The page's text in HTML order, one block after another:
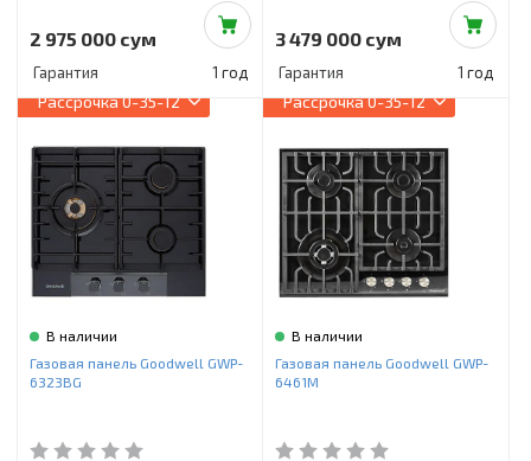
2 975 000 сум
Гарантия 1 год
3 479 000 сум
Гарантия 1 год
Рассрочка0-35-12
В наличии
Газовая панель Goodwell GWP-
6323BG
Рассрочка0-35-12
В наличии
Газовая панель Goodwell GWP-
6461M